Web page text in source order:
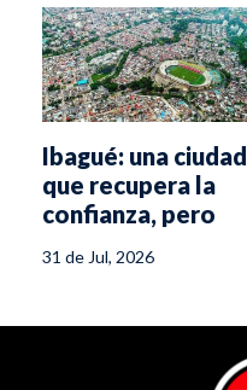
Ibagué: una ciudad
que recupera la
confianza, pero
oportunidades
31 de Jul, 2026